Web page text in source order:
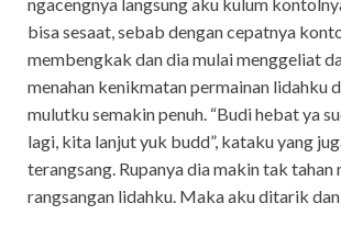
bisa sesaat, sebab dengan cepatnya
membengkak dan dia mulai menggeliat
menahan kenikmatan permainan lidahku
mulutku semakin penuh. “Budi hebat ya
lagi, kita lanjut yuk budd”, kataku yang
terangsang. Rupanya dia makin tak tahan
rangsangan lidahku. Maka aku ditarik